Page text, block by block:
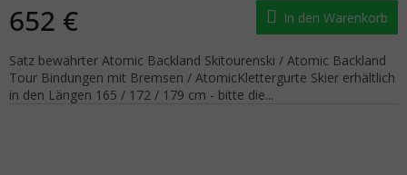
652 € In den Warenkorb
Satz bewährter Atomic Backland Skitourenski / Atomic Backland
Tour Bindungen mit Bremsen / AtomicKlettergurte Skier erhältlich
in den Längen 165 / 172 / 179 cm - bitte die...